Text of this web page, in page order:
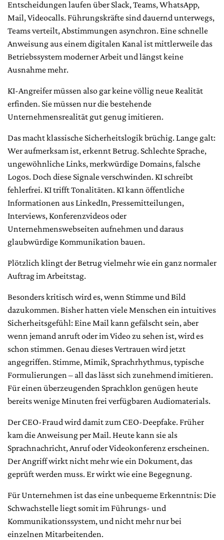
Entscheidungen laufen über Slack, Teams, WhatsApp,
Mail, Videocalls. Führungskräfte sind dauernd unterwegs,
Teams verteilt, Abstimmungen asynchron. Eine schnelle
Anweisung aus einem digitalen Kanal ist mittlerweile das
Betriebssystem moderner Arbeit und längst keine
Ausnahme mehr.
KI-Angreifer müssen also gar keine völlig neue Realität
erfinden. Sie müssen nur die bestehende
Unternehmensrealität gut genug imitieren.
Das macht klassische Sicherheitslogik brüchig. Lange galt:
Wer aufmerksam ist, erkennt Betrug. Schlechte Sprache,
ungewöhnliche Links, merkwürdige Domains, falsche
Logos. Doch diese Signale verschwinden. KI schreibt
fehlerfrei. KI trifft Tonalitäten. KI kann öffentliche
Informationen aus LinkedIn, Pressemitteilungen,
Interviews, Konferenzvideos oder
Unternehmenswebseiten aufnehmen und daraus
glaubwürdige Kommunikation bauen.
Plötzlich klingt der Betrug vielmehr wie ein ganz normaler
Auftrag im Arbeitstag.
Besonders kritisch wird es, wenn Stimme und Bild
dazukommen. Bisher hatten viele Menschen ein intuitives
Sicherheitsgefühl: Eine Mail kann gefälscht sein, aber
wenn jemand anruft oder im Video zu sehen ist, wird es
schon stimmen. Genau dieses Vertrauen wird jetzt
angegriffen. Stimme, Mimik, Sprachrhythmus, typische
Formulierungen – all das lässt sich zunehmend imitieren.
Für einen überzeugenden Sprachklon genügen heute
bereits wenige Minuten frei verfügbaren Audiomaterials.
Der CEO-Fraud wird damit zum CEO-Deepfake. Früher
kam die Anweisung per Mail. Heute kann sie als
Sprachnachricht, Anruf oder Videokonferenz erscheinen.
Der Angriff wirkt nicht mehr wie ein Dokument, das
geprüft werden muss. Er wirkt wie eine Begegnung.
Für Unternehmen ist das eine unbequeme Erkenntnis: Die
Schwachstelle liegt somit im Führungs- und
Kommunikationssystem, und nicht mehr nur bei
einzelnen Mitarbeitenden.